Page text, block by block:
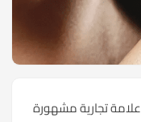
أفضل ألوان طلاء أظافر – تعتبر Colorbar علامة تجارية مشهورة